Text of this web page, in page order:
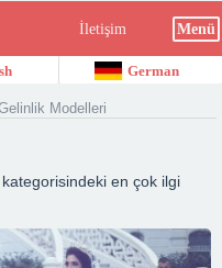
İletişim Menü
German
Modelleri
en çok ilgi